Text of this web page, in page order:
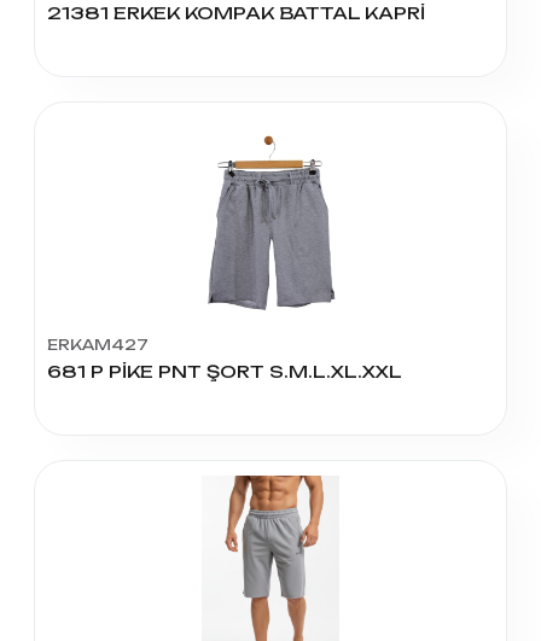
21381 ERKEK KOMPAK BATTAL KAPRİ
ERKAM427
681 P PİKE PNT ŞORT S.M.L.XL.XXL